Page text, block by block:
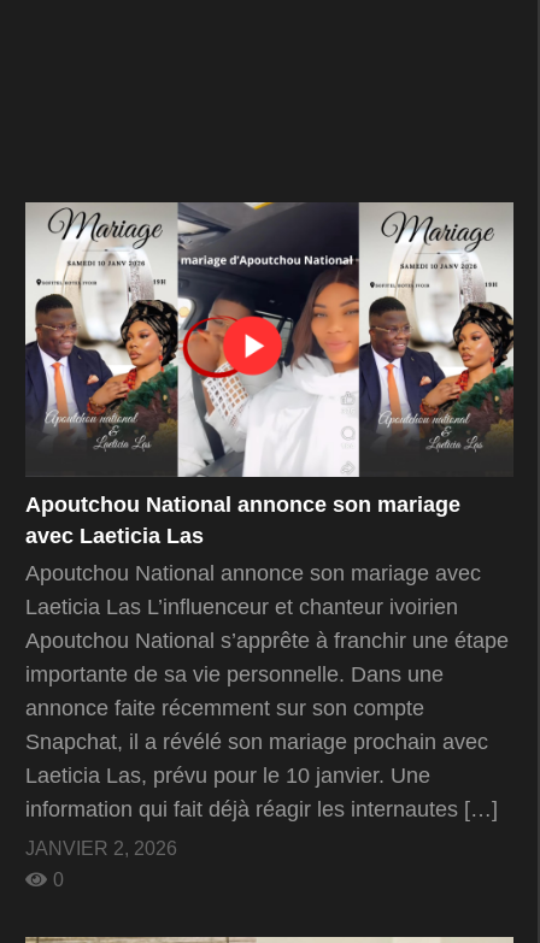
Apoutchou National annonce son mariage
avec Laeticia Las
Apoutchou National annonce son mariage avec
Laeticia Las L’influenceur et chanteur ivoirien
Apoutchou National s’apprête à franchir une étape
importante de sa vie personnelle. Dans une
annonce faite récemment sur son compte
Snapchat, il a révélé son mariage prochain avec
Laeticia Las, prévu pour le 10 janvier. Une
information qui fait déjà réagir les internautes […]
JANVIER 2, 2026
0